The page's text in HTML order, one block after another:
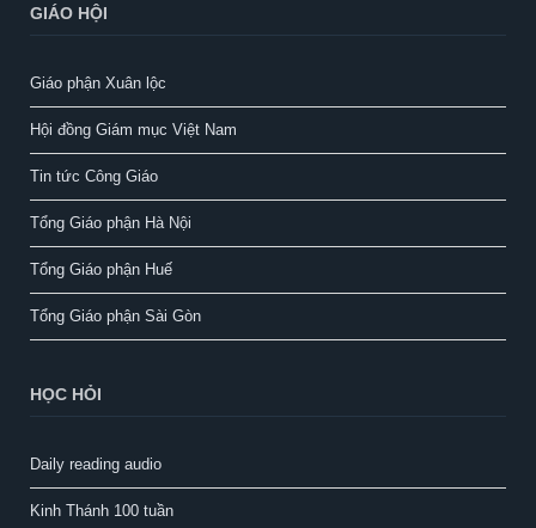
GIÁO HỘI
Giáo phận Xuân lộc
Hội đồng Giám mục Việt Nam
Tin tức Công Giáo
Tổng Giáo phận Hà Nội
Tổng Giáo phận Huế
Tổng Giáo phận Sài Gòn
HỌC HỎI
Daily reading audio
Kinh Thánh 100 tuần